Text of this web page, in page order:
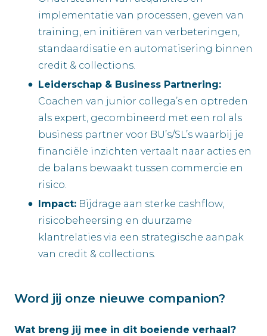
implementatie van processen, geven van
training, en initiëren van verbeteringen,
standaardisatie en automatisering binnen
credit & collections.
Leiderschap & Business Partnering:
Coachen van junior collega’s en optreden
als expert, gecombineerd met een rol als
business partner voor BU’s/SL’s waarbij je
financiële inzichten vertaalt naar acties en
de balans bewaakt tussen commercie en
risico.
Impact: Bijdrage aan sterke cashflow,
risicobeheersing en duurzame
klantrelaties via een strategische aanpak
van credit & collections.
Word jij onze nieuwe companion?
Wat breng jij mee in dit boeiende verhaal?